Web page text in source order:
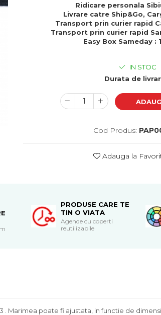
Ridicare personala
Livrare catre Ship&Go,
Transport prin curier rapid
Transport prin curier rapid
Easy Box Sameday :
IN STOC
Durata de
Cod Produs:
Adauga la
PRODUSE CARE TE
TIN O VIATA
Agende cu coperti
reutilizabile
Marimea poate fi ajustata, in functie de